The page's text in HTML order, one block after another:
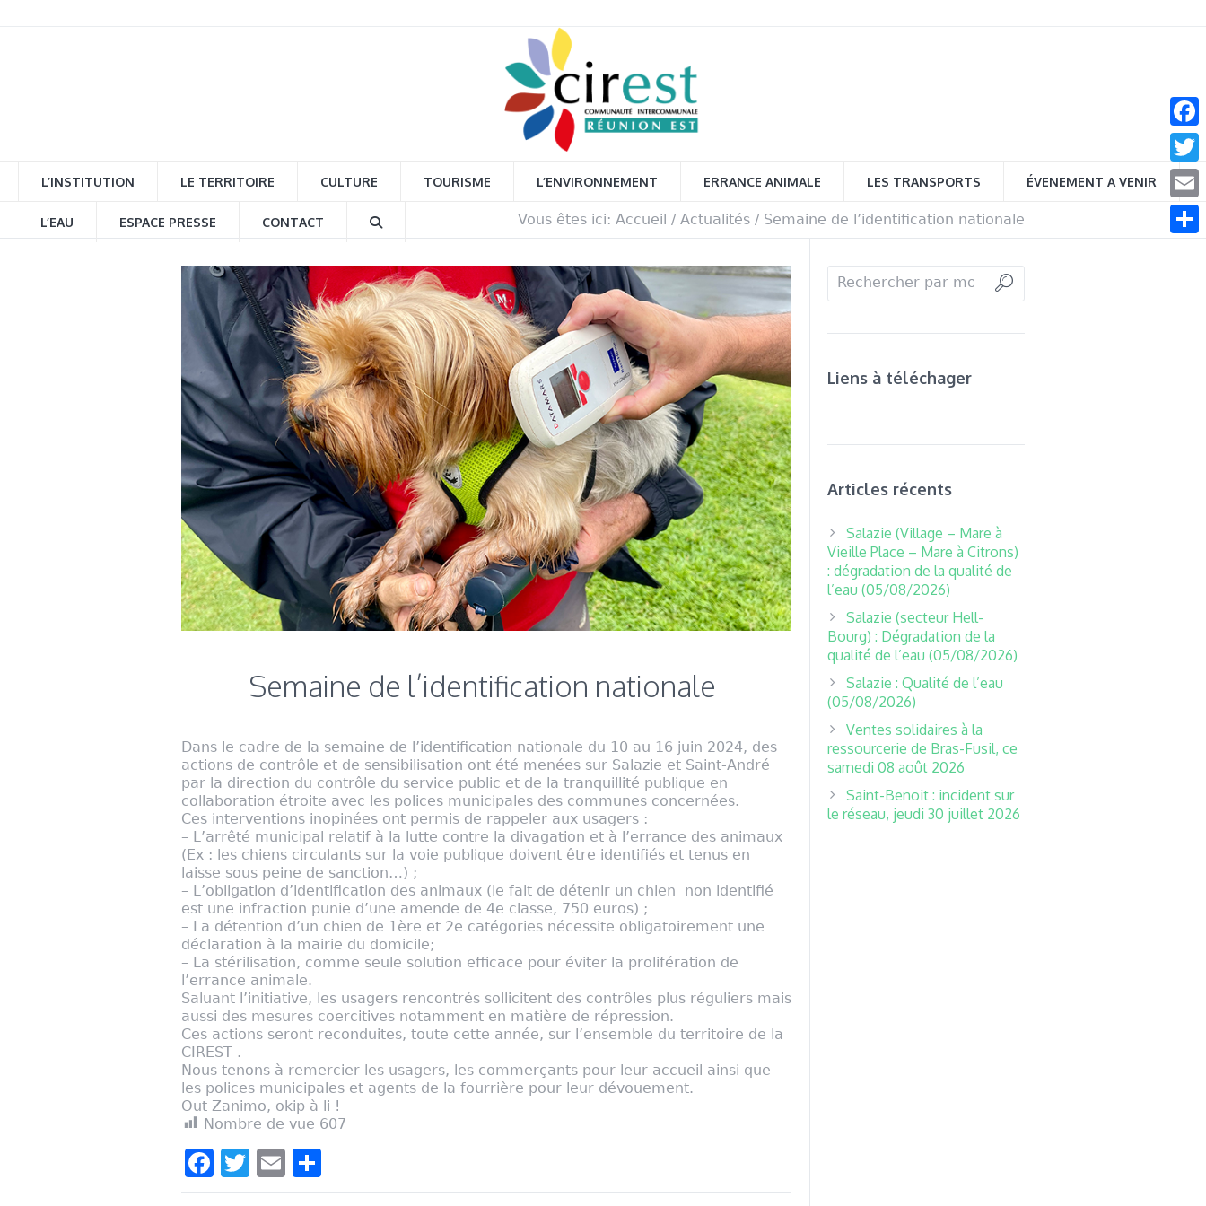
L’INSTITUTION LE TERRITOIRE CULTURE TOURISME L’ENVIRONNEMENT ERRANCE ANIMALE LES TRANSPORTS ÉVENEMENT A VENIR
L’EAU ESPACE PRESSE CONTACT Vous êtes ici: Accueil / Actualités / Semaine de l’identification nationale
Semaine de l’identification nationale
Dans le cadre de la semaine de l’identification nationale du 10 au 16 juin 2024, des
actions de contrôle et de sensibilisation ont été menées sur Salazie et Saint-André
par la direction du contrôle du service public et de la tranquillité publique en
collaboration étroite avec les polices municipales des communes concernées.
Ces interventions inopinées ont permis de rappeler aux usagers :
– L’arrêté municipal relatif à la lutte contre la divagation et à l’errance des animaux
(Ex : les chiens circulants sur la voie publique doivent être identifiés et tenus en
laisse sous peine de sanction…) ;
– L’obligation d’identification des animaux (le fait de détenir un chien non identifié
est une infraction punie d’une amende de 4e classe, 750 euros) ;
– La détention d’un chien de 1ère et 2e catégories nécessite obligatoirement une
déclaration à la mairie du domicile;
– La stérilisation, comme seule solution efficace pour éviter la prolifération de
l’errance animale.
Saluant l’initiative, les usagers rencontrés sollicitent des contrôles plus réguliers mais
aussi des mesures coercitives notamment en matière de répression.
Ces actions seront reconduites, toute cette année, sur l’ensemble du territoire de la
CIREST .
Nous tenons à remercier les usagers, les commerçants pour leur accueil ainsi que
les polices municipales et agents de la fourrière pour leur dévouement.
Out Zanimo, okip à li !
Nombre de vue 607
Facebook
Twitter
Email
Liens à téléchager
Articles récents
Salazie (Village – Mare à
Vieille Place – Mare à Citrons)
: dégradation de la qualité de
l’eau (05/08/2026)
Salazie (secteur Hell-
Bourg) : Dégradation de la
qualité de l’eau (05/08/2026)
Salazie : Qualité de l’eau
(05/08/2026)
Ventes solidaires à la
ressourcerie de Bras-Fusil, ce
samedi 08 août 2026
Saint-Benoit : incident sur
le réseau, jeudi 30 juillet 2026
Email